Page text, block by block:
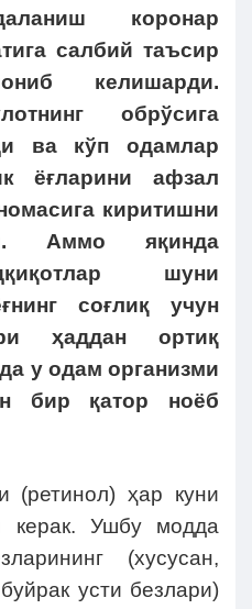
коронар
салбий таъсир
келишарди.
обрўсига
ва кўп одамлар
ёғларини афзал
киритишни
Aммо яқинда
шуни
соғлиқ учун
ҳаддан ортиқ
у одам организми
бир қатор ноёб
(ретинол) ҳар куни
керак. Ушбу модда
(хусусан,
усти безлари)